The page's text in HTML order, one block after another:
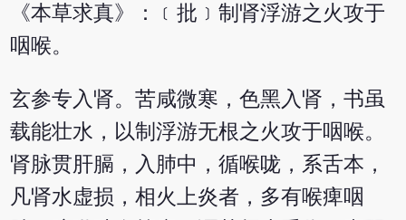
《本草求真》：﹝批﹞制肾浮游之火攻于
咽喉。
玄参专入肾。苦咸微寒，色黑入肾，书虽
载能壮水，以制浮游无根之火攻于咽喉。
肾脉贯肝膈，入肺中，循喉咙，系舌本，
凡肾水虚损，相火上炎者，多有喉痺咽